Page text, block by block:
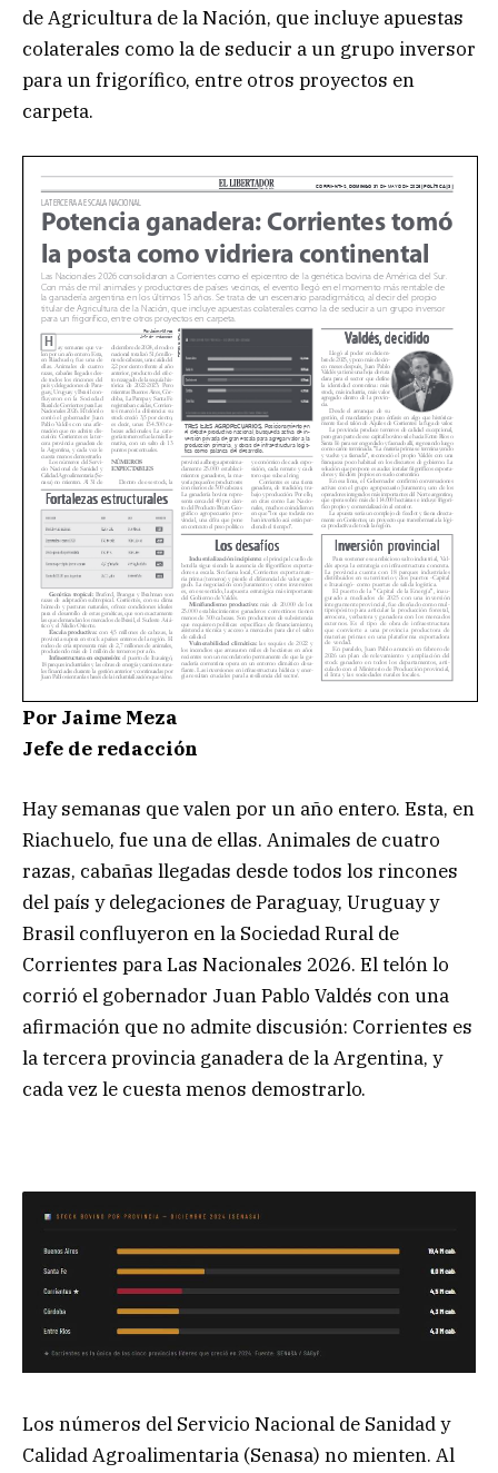
de Agricultura de la Nación, que incluye apuestas
colaterales como la de seducir a un grupo inversor
para un frigorífico, entre otros proyectos en
carpeta.
Por Jaime Meza
Jefe de redacción
Hay semanas que valen por un año entero. Esta, en
Riachuelo, fue una de ellas. Animales de cuatro
razas, cabañas llegadas desde todos los rincones
del país y delegaciones de Paraguay, Uruguay y
Brasil confluyeron en la Sociedad Rural de
Corrientes para Las Nacionales 2026. El telón lo
corrió el gobernador Juan Pablo Valdés con una
afirmación que no admite discusión: Corrientes es
la tercera provincia ganadera de la Argentina, y
cada vez le cuesta menos demostrarlo.
Los números del Servicio Nacional de Sanidad y
Calidad Agroalimentaria (Senasa) no mienten. Al